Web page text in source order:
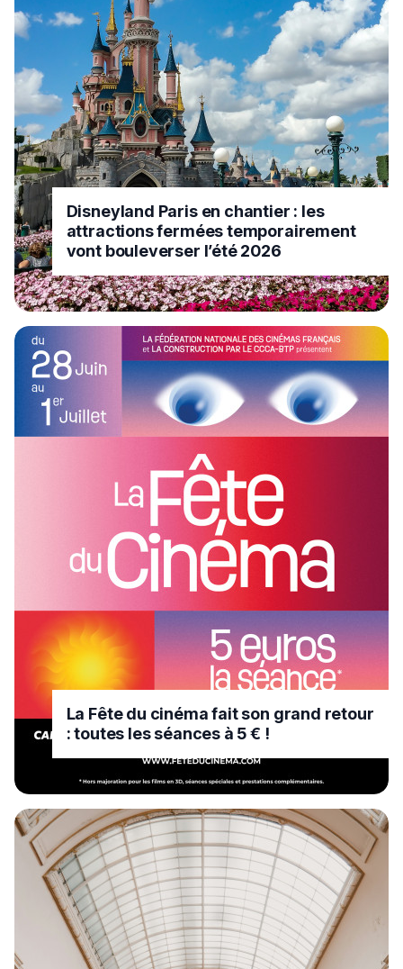
Disneyland Paris en chantier : les
attractions fermées temporairement
vont bouleverser l’été 2026
La Fête du cinéma fait son grand retour
: toutes les séances à 5 € !